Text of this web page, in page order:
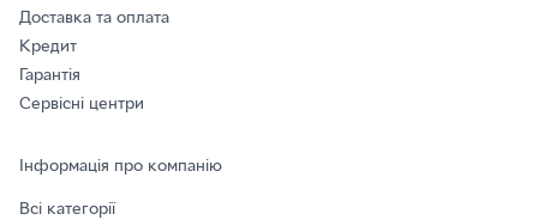
Доставка та оплата
Кредит
Гарантія
Сервісні центри
Інформація про компанію
Всі категорії